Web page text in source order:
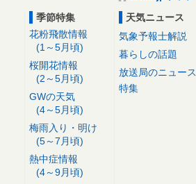
季節特集
花粉飛散情報
(1～5月頃)
桜開花情報
(2～5月頃)
GWの天気
(4～5月頃)
梅雨入り・明け
(5～7月頃)
熱中症情報
(4～9月頃)
天気ニュース
気象予報士解説
暮らしの話題
放送局のニュース
特集